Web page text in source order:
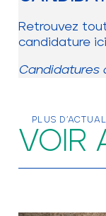
Retrouvez
candidature
Candidatures
VOIR
PLUS